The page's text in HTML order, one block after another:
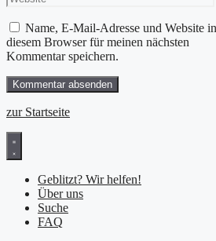
Name, E-Mail-Adresse und Website in
diesem Browser für meinen nächsten
Kommentar speichern.
zur Startseite
Geblitzt? Wir helfen!
Über uns
Suche
FAQ